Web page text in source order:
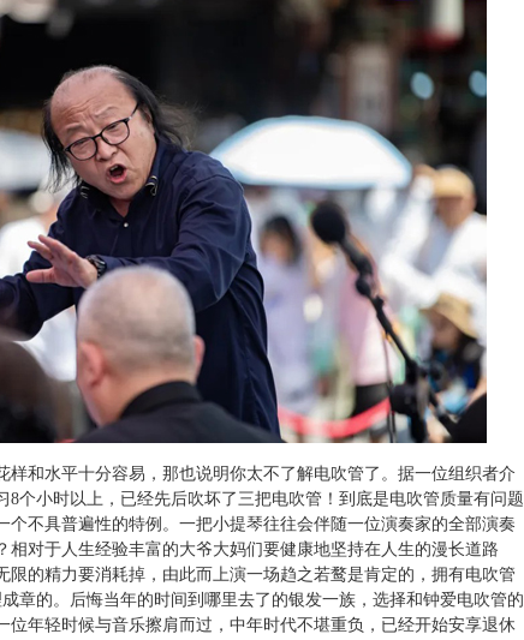
样和水平十分容易，那也说明你太不了解电吹管了。据一位组织者介
8个小时以上，已经先后吹坏了三把电吹管！到底是电吹管质量有问题
个不具普遍性的特例。一把小提琴往往会伴随一位演奏家的全部演奏
相对于人生经验丰富的大爷大妈们要健康地坚持在人生的漫长道路
限的精力要消耗掉，由此而上演一场趋之若鹜是肯定的，拥有电吹管
章的。后悔当年的时间到哪里去了的银发一族，选择和钟爱电吹管的
位年轻时候与音乐擦肩而过，中年时代不堪重负，已经开始安享退休